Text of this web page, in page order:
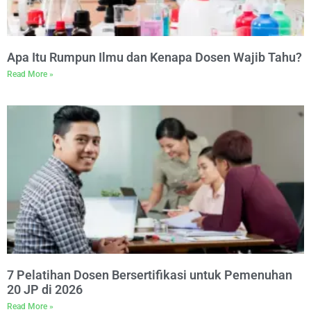
Apa Itu Rumpun Ilmu dan Kenapa Dosen Wajib Tahu?
Read More »
7 Pelatihan Dosen Bersertifikasi untuk Pemenuhan
20 JP di 2026
Read More »